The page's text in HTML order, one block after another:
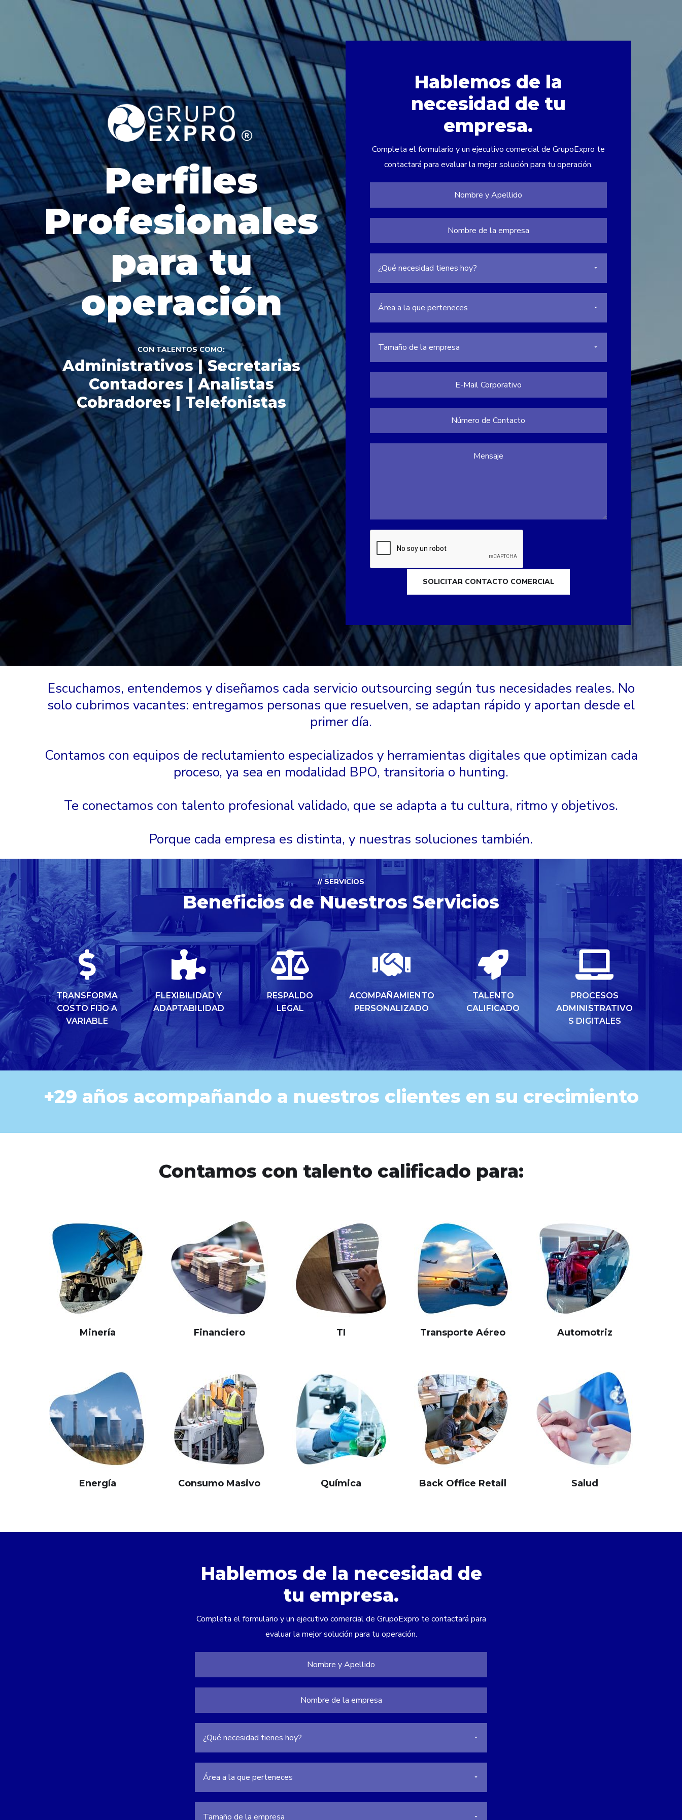
Perfiles
Profesionales
para tu
operación
CON TALENTOS COMO:
Administrativos | Secretarias
Contadores | Analistas
Cobradores | Telefonistas
Hablemos de la
necesidad de tu
empresa.
Completa el formulario y un ejecutivo comercial de GrupoExpro te
contactará para evaluar la mejor solución para tu operación.
SOLICITAR CONTACTO COMERCIAL
Escuchamos, entendemos y diseñamos cada servicio outsourcing según tus necesidades reales. No
solo cubrimos vacantes: entregamos personas que resuelven, se adaptan rápido y aportan desde el
primer día.
Contamos con equipos de reclutamiento especializados y herramientas digitales que optimizan cada
proceso, ya sea en modalidad BPO, transitoria o hunting.
Te conectamos con talento profesional validado, que se adapta a tu cultura, ritmo y objetivos.
Porque cada empresa es distinta, y nuestras soluciones también.
// SERVICIOS
Beneficios de Nuestros Servicios
TRANSFORMA
COSTO FIJO A
VARIABLE
FLEXIBILIDAD Y
ADAPTABILIDAD
RESPALDO
LEGAL
ACOMPAÑAMIENTO
PERSONALIZADO
TALENTO
CALIFICADO
PROCESOS
ADMINISTRATIVO
S DIGITALES
+29 años acompañando a nuestros clientes en su crecimiento
Contamos con talento calificado para:
Minería Financiero TI Transporte Aéreo Automotriz
Energía Consumo Masivo Química Back Office Retail Salud
Hablemos de la necesidad de
tu empresa.
Completa el formulario y un ejecutivo comercial de GrupoExpro te contactará para
evaluar la mejor solución para tu operación.